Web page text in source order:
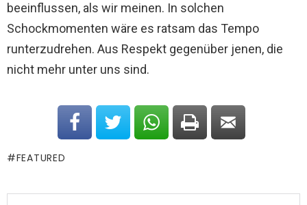
beeinflussen, als wir meinen. In solchen
Schockmomenten wäre es ratsam das Tempo
runterzudrehen. Aus Respekt gegenüber jenen, die
nicht mehr unter uns sind.
FEATURED